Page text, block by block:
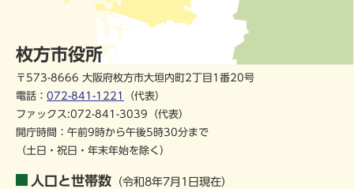
枚方市役所
〒573-8666 大阪府枚方市大垣内町2丁目1番20号
電話： 072-841-1221
（代表）
ファックス:072-841-3039（代表）
開庁時間：午前9時から午後5時30分まで
（土日・祝日・年末年始を除く）
人口と世帯数 （令和8年7月1日現在）